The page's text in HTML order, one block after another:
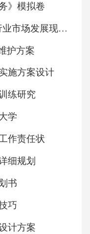
环境。通过家
交互动、认知
展等方面取得
期生活活动目
式：一、文章
标二、文章结
背景，阐述中
标。结论：总
义。三、正文
过生活活动，培
高沟通能力，
关系。内容撰
幼儿积极参与，
》模拟卷
2026-2030国内废金属行业市场发展现状及发展前景与投资机会研究报告
护方案
施方案设计
练研究
学
作责任状
细规划
书
巧
计方案